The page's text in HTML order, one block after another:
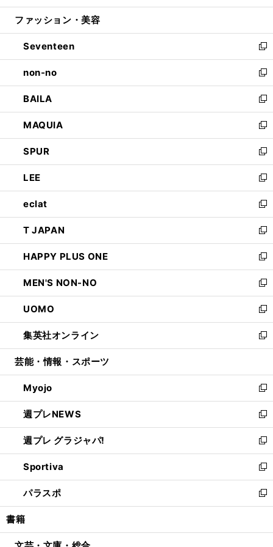
開
ウ
開
く
ン
ウ
で
開
く
ウ
ン
ド
ウ
で
開
く
ファッション・美容
Seventeen
新
し
い
ウ
ィ
ン
ド
ウ
で
開
く
non-no
新
し
い
ウ
ィ
ン
ド
ウ
で
開
く
BAILA
新
し
い
ウ
ィ
ン
ド
ウ
で
開
く
MAQUIA
新
し
い
ウ
ィ
ン
ド
ウ
で
開
く
SPUR
新
し
い
ウ
ィ
ン
ド
ウ
で
開
く
LEE
新
し
い
ウ
ィ
ン
ド
ウ
で
開
く
eclat
新
し
い
ウ
ィ
ン
ド
ウ
で
開
く
T JAPAN
新
し
い
ウ
ィ
ン
ド
ウ
で
開
HAPPY PLUS ONE
新
し
い
ウ
ィ
ン
ド
ウ
開
く
MEN'S NON-NO
新
し
い
ウ
ィ
ン
ウ
で
開
く
UOMO
新
し
い
ウ
ン
ド
ウ
で
開
く
集英社オンライン
新
し
ウ
ィ
ン
ド
ウ
で
開
く
芸能・情報・スポーツ
Myojo
新
し
い
ウ
ィ
ン
ド
ウ
で
開
週プレNEWS
新
し
い
ウ
ィ
ン
ド
ウ
開
週プレ グラジャパ!
新
し
い
ウ
ィ
ン
ウ
Sportiva
新
し
い
ウ
ン
パラスポ
新
し
ウ
書籍